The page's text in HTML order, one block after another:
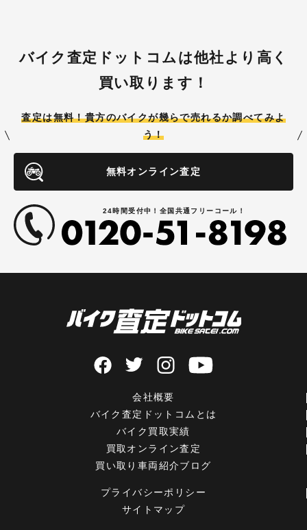
バイク査定ドットコムは他社より高く
買い取ります！
査定は無料！貴方のバイクが幾らで売れるか調べてみよ
う！
無料オンライン査定
24時間受付中！全国共通フリーコール！
会社概要
バイク査定ドットコムとは
バイク買取実績
買取オンライン査定
買い取り車両紹介ブログ
プライバシーポリシー
サイトマップ